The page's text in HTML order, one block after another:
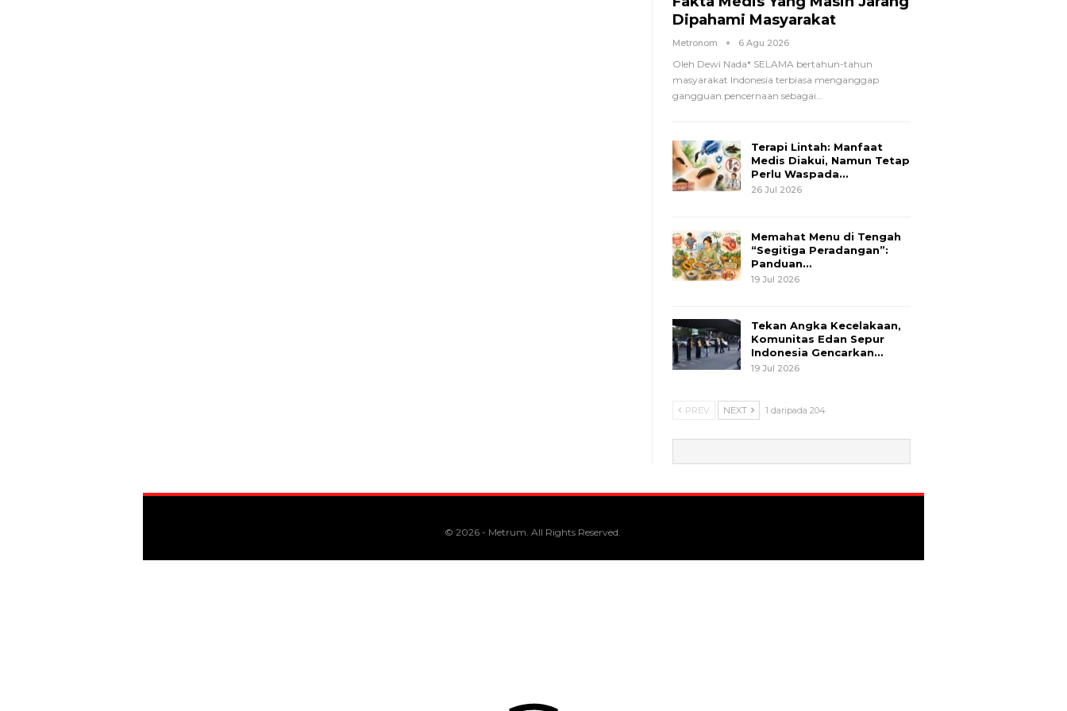
Dipahami Masyarakat
Metronom 6 Agu 2026
Oleh Dewi Nada* SELAMA bertahun-tahun
masyarakat Indonesia terbiasa menganggap
gangguan pencernaan sebagai…
Terapi Lintah: Manfaat
Medis Diakui, Namun Tetap
Perlu Waspada…
26 Jul 2026
Memahat Menu di Tengah
“Segitiga Peradangan”:
Panduan…
19 Jul 2026
Tekan Angka Kecelakaan,
Komunitas Edan Sepur
Indonesia Gencarkan…
19 Jul 2026
PREV NEXT 1 daripada 204
© 2026 - Metrum. All Rights Reserved.